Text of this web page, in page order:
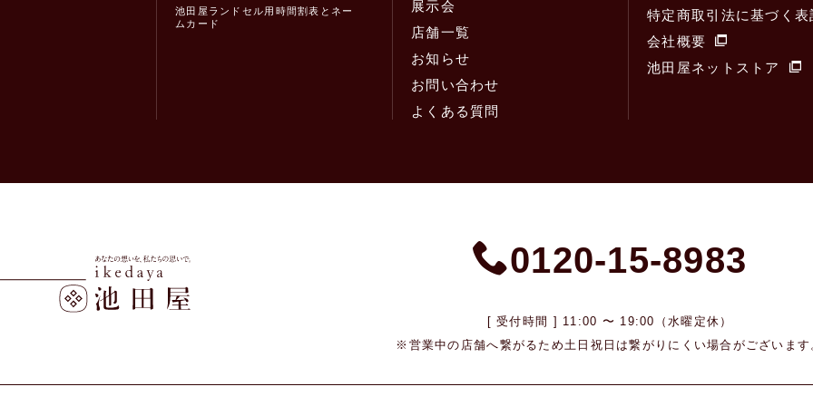
池田屋ランドセル用時間割表とネー
ムカード
展示会
店舗一覧
お知らせ
お問い合わせ
よくある質問
特定商取引法に基づく表
会社概要
池田屋ネットストア
0120-15-8983
[ 受付時間 ] 11:00 〜 19:00（水曜定休）
※営業中の店舗へ繋がるため土日祝日は繋がりにくい場合がございます